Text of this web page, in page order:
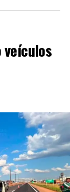
veículos